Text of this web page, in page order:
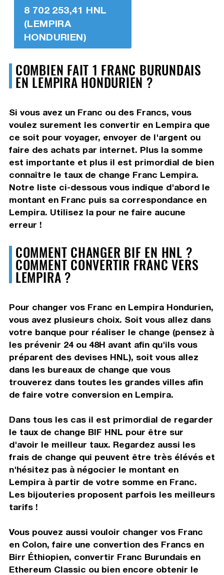
8 702 253,41 HNL
(LEMPIRA
HONDURIEN)
COMBIEN FAIT 1 FRANC BURUNDAIS
EN LEMPIRA HONDURIEN ?
Si vous avez un Franc ou des Francs, vous
voulez surement les convertir en Lempira que
ce soit pour voyager, envoyer de l'argent ou
faire des achats par internet. Plus la somme
est importante et plus il est primordial de bien
connaître le taux de change Franc Lempira.
Notre liste ci-dessous vous indique d'abord le
montant en Franc puis sa correspondance en
Lempira. Utilisez la pour ne faire aucune
erreur !
COMMENT CHANGER BIF EN HNL ?
COMMENT CONVERTIR FRANC VERS
LEMPIRA ?
Pour changer vos Franc en Lempira Hondurien,
vous avez plusieurs choix. Soit vous allez dans
votre banque pour réaliser le change (pensez à
les prévenir 24 ou 48H avant afin qu'ils vous
préparent des devises HNL), soit vous allez
dans les bureaux de change que vous
trouverez dans toutes les grandes villes afin
de faire votre conversion en Lempira.
Dans tous les cas il est primordial de regarder
le taux de change BIF HNL pour être sur
d'avoir le meilleur taux. Regardez aussi les
frais de change qui peuvent être très élévés et
n'hésitez pas à négocier le montant en
Lempira à partir de votre somme en Franc.
Les bijouteries proposent parfois les meilleurs
tarifs !
Vous pouvez aussi vouloir changer vos Franc
en Colon, faire une convertion des Francs en
Birr Éthiopien, convertir Franc Burundais en
Ethereum Classic ou bien encore obtenir le